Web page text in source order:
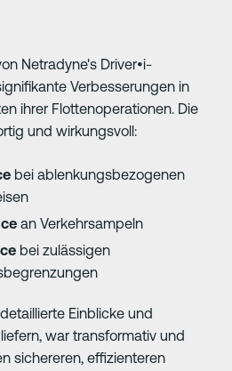
Netradyne's Driver•i-
Verbesserungen in
ihrer Flottenoperationen. Die
und wirkungsvoll:
bei ablenkungsbezogenen
an Verkehrsampeln
bei zulässigen
Einblicke und
war transformativ und
sichereren, effizienteren